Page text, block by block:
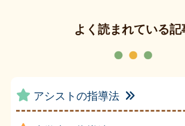
よく読まれている記
アシストの指導法